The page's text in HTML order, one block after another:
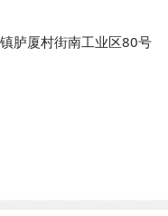
胪厦村街南工业区80号